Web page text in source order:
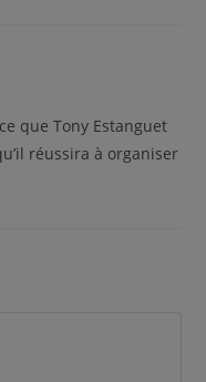
que Tony Estanguet
réussira à organiser